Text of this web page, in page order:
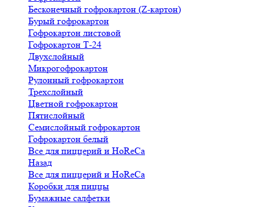
Бесконечный гофрокартон (Z-картон)
Бурый гофрокартон
Гофрокартон листовой
Гофрокартон Т-24
Двухслойный
Микрогофрокартон
Рулонный гофрокартон
Трехслойный
Цветной гофрокартон
Пятислойный
Семислойный гофрокартон
Гофрокартон белый
Все для пиццерий и HoReCa
Назад
Все для пиццерий и HoReCa
Коробки для пиццы
Бумажные салфетки